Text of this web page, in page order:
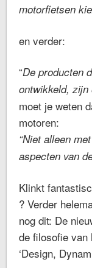
motorfietsen
en verder:
“De producten
ontwikkeld, zijn
moet je weten
motoren:
“Niet alleen
aspecten van
Klinkt
? Verder
nog dit: De
de filosofie van
‘Design,